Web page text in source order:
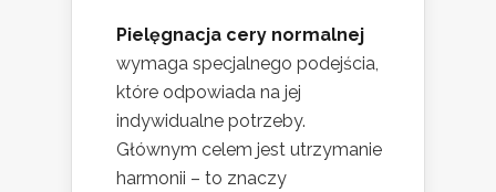
Pielęgnacja cery normalnej
wymaga specjalnego podejścia,
które odpowiada na jej
indywidualne potrzeby.
Głównym celem jest utrzymanie
harmonii – to znaczy